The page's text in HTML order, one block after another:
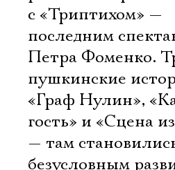
с «Триптихом» —
последним
Петра Фоменко.
пушкинские
«Граф Нулин»,
гость» и «Сцена
— там
безусловным